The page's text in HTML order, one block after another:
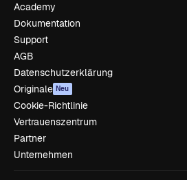
Academy
Dokumentation
Support
AGB
Datenschutzerklärung
Originale Neu
Cookie-Richtlinie
Vertrauenszentrum
Partner
Unternehmen